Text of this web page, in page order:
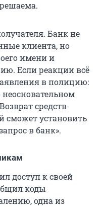
Банк не
клиента, но
имени и
Если реакции всё
в полицию:
средств
сможет установить
в банк».
доступ к своей
коды
одна из